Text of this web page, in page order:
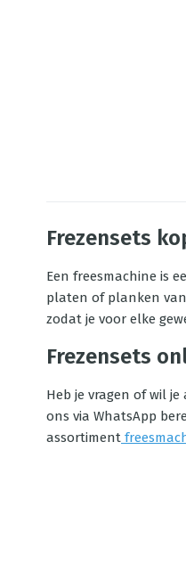
Frezensets
Een freesmachine is
platen of planken
zodat je voor elke
Frezensets
Heb je vragen of wil
ons via WhatsApp
assortiment